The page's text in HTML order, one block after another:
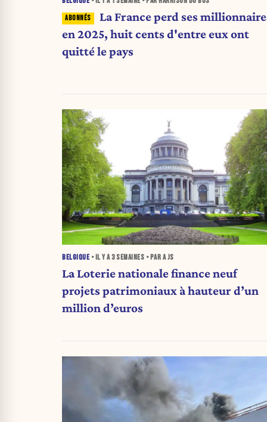
La France perd ses
en 2025, huit cents d'entre eux ont
quitté le pays
BELGIQUE • IL Y A3 SEMAINES • PAR A JS
La Loterie nationale finance neuf
projets patrimoniaux à hauteur d’un
million d’euros